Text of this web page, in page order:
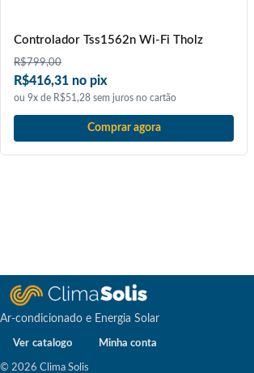
Controlador Tss1562n Wi-Fi Tholz
R$799,00
R$416,31 no pix
ou 9x de R$51,28 sem juros no cartão
Comprar agora
Ar-condicionado e Energia Solar
Ver catalogo Minha conta
© 2026 Clima Solis